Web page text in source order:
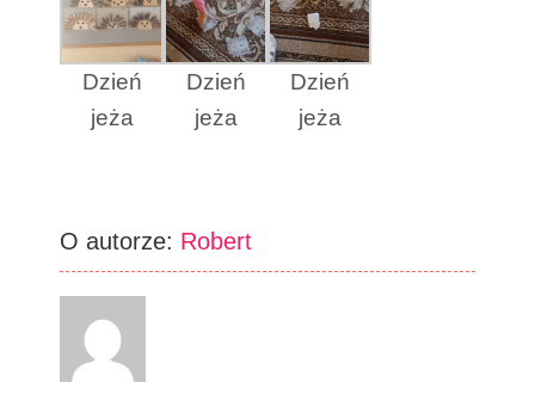
Dzień
jeża
Dzień
jeża
Dzień
jeża
O autorze: Robert